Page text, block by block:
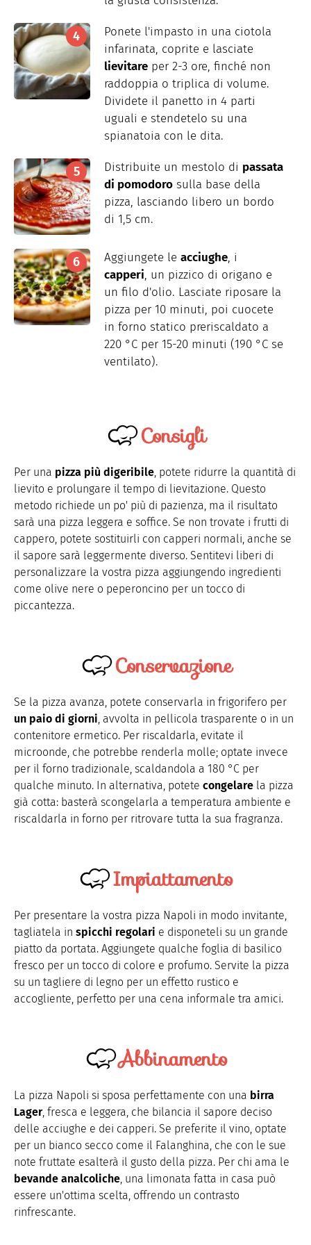
Ponete l'impasto in una ciotola
infarinata, coprite e lasciate
lievitare per 2-3 ore, finché non
raddoppia o triplica di volume.
Dividete il panetto in 4 parti
uguali e stendetelo su una
spianatoia con le dita.
Distribuite un mestolo di passata
di pomodoro sulla base della
pizza, lasciando libero un bordo
di 1,5 cm.
Aggiungete le acciughe, i
capperi, un pizzico di origano e
un filo d'olio. Lasciate riposare la
pizza per 10 minuti, poi cuocete
in forno statico preriscaldato a
220 °C per 15-20 minuti (190 °C se
ventilato).
Consigli
Per una pizza più digeribile, potete ridurre la quantità di
lievito e prolungare il tempo di lievitazione. Questo
metodo richiede un po' più di pazienza, ma il risultato
sarà una pizza leggera e soffice. Se non trovate i frutti di
cappero, potete sostituirli con capperi normali, anche se
il sapore sarà leggermente diverso. Sentitevi liberi di
personalizzare la vostra pizza aggiungendo ingredienti
come olive nere o peperoncino per un tocco di
piccantezza.
Conservazione
Se la pizza avanza, potete conservarla in frigorifero per
un paio di giorni, avvolta in pellicola trasparente o in un
contenitore ermetico. Per riscaldarla, evitate il
microonde, che potrebbe renderla molle; optate invece
per il forno tradizionale, scaldandola a 180 °C per
qualche minuto. In alternativa, potete congelare la pizza
già cotta: basterà scongelarla a temperatura ambiente e
riscaldarla in forno per ritrovare tutta la sua fragranza.
Impiattamento
Per presentare la vostra pizza Napoli in modo invitante,
tagliatela in spicchi regolari e disponeteli su un grande
piatto da portata. Aggiungete qualche foglia di basilico
fresco per un tocco di colore e profumo. Servite la pizza
su un tagliere di legno per un effetto rustico e
accogliente, perfetto per una cena informale tra amici.
Abbinamento
La pizza Napoli si sposa perfettamente con una birra
Lager, fresca e leggera, che bilancia il sapore deciso
delle acciughe e dei capperi. Se preferite il vino, optate
per un bianco secco come il Falanghina, che con le sue
note fruttate esalterà il gusto della pizza. Per chi ama le
bevande analcoliche, una limonata fatta in casa può
essere un'ottima scelta, offrendo un contrasto
rinfrescante.